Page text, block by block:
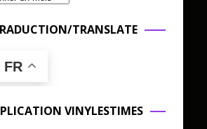
TRANSLATE
FR
VINYLESTIMES